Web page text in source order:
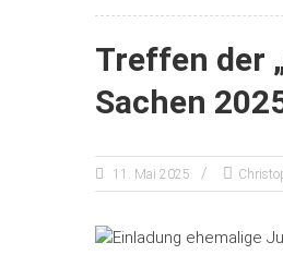
Treffen der
Sachen
11. Mai 2025